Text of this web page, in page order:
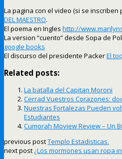
La pagina con el video (si se
DEL MAESTRO.
El poema en Ingles http://
La version “cuento” desde Sopa de
google books
El discurso del presidente PackerEl
Related posts:
La batalla del Capitan Moroni
Cerrad Vuestros Corazones:
Nuestras Fortalezas Pueden
Estudiantes
Cumorah Moview Review – Un
previous postTemplo Estadisticas.
next post ¿Los mormones usan ropa